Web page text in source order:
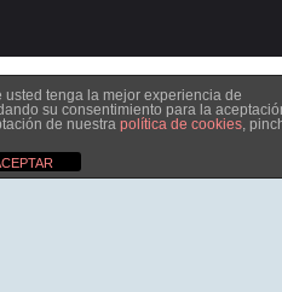
tenga la mejor experiencia de
su consentimiento para la
de nuestra política de cookies,